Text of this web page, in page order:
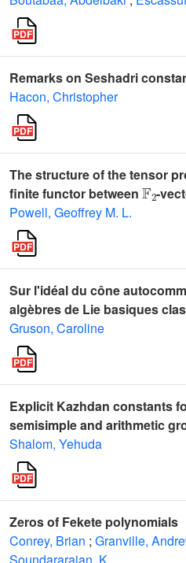
Remarks on Seshadri
Hacon, Christopher
The structure of the tensor
finite functor between
𝔽2
-
Powell, Geoffrey M. L.
Sur l'idéal du cône
algèbres de Lie basiques
Gruson, Caroline
Explicit Kazhdan constants
semisimple and arithmetic
Shalom, Yehuda
Zeros of Fekete polynomials
Conrey, Brian ; Granville,